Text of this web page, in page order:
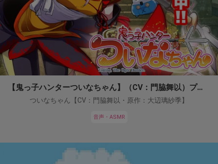
【鬼っ子ハンターついなちゃん】（CV：門脇舞以）プロジェクト！
ついなちゃん【CV：門脇舞以・原作：大辺璃紗季】
音声・ASMR